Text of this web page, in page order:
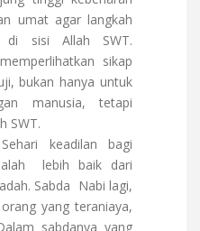
umat agar langkah
di sisi Allah SWT.
sikap
bukan hanya untuk
manusia, tetapi
SWT.
keadilan bagi
lebih baik dari
Sabda Nabi lagi,
yang teraniaya,
sabdanya yang